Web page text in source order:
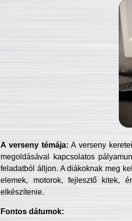
A verseny témája: A verseny
megoldásával kapcsolatos
feladatból álljon. A diákoknak meg
elemek, motorok, fejlesztő kitek,
elkészítenie.
Fontos dátumok: